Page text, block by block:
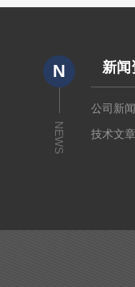
N
NEWS
新闻
公司新
技术文